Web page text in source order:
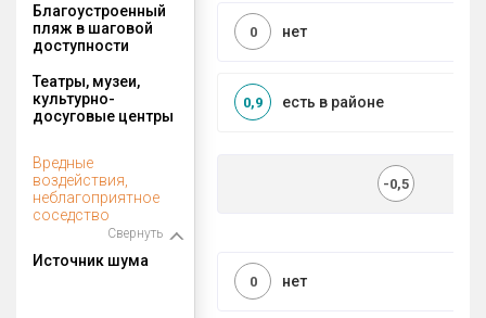
Благоустроенный
пляж в шаговой
доступности
нет
0
Театры, музеи,
культурно-
досуговые центры
есть в районе
0,9
Вредные
воздействия,
неблагоприятное
соседство
Свернуть
-0,5
Источник шума
нет
0